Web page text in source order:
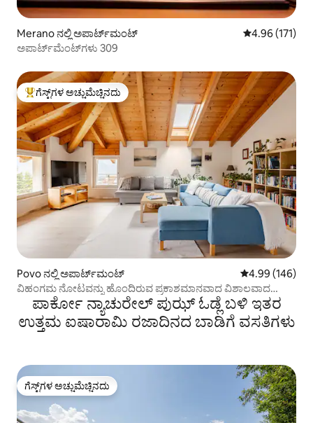
Merano ನಲ್ಲಿ ಅಪಾರ್ಟ್‌ಮಂಟ್ 5 ರಲ್ಲಿ 4.96
4.96 (171)
ಅಪಾರ್ಟ್‌ಮೆಂಟ್‌ಗಳು 309
ಗೆಸ್ಟ್‌ಗಳಿಗೆ ಅತಿ ಹೆಚ್ಚು ಅಚ್ಚುಮೆಚ್ಚಿನದು
ಗೆಸ್ಟ್‌ಗಳ ಅಚ್ಚುಮೆಚ್ಚಿನದು
Povo ನಲ್ಲಿ ಅಪಾರ್ಟ್‌ಮಂಟ್ 5 ರಲ್ಲಿ 4.99
4.99 (146)
ವಿಹಂಗಮ ನೋಟವನ್ನು ಹೊಂದಿರುವ ಪ್ರಕಾಶಮಾನವಾದ ವಿಶಾಲವಾದ
ಅಪಾರ್ಟ್‌ಮೆಂಟ್
ಪಾರ್ಕೋ ನ್ಯಾಚುರೇಲ್ ಪುಝ್ ಓಡ್ಲೆ ಬಳಿ ಇತರ
ಉತ್ತಮ ಐಷಾರಾಮಿ ರಜಾದಿನದ ಬಾಡಿಗೆ ವಸತಿಗಳು
ಗೆಸ್ಟ್‌ಗಳ ಅಚ್ಚುಮೆಚ್ಚಿನದು
ಗೆಸ್ಟ್‌ಗಳ ಅಚ್ಚುಮೆಚ್ಚಿನದು